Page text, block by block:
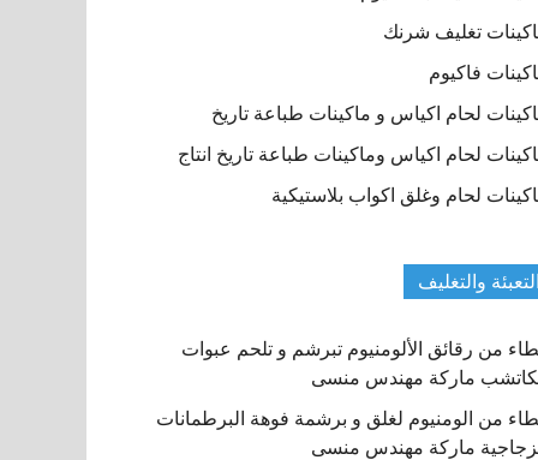
تغليف شرنك
فاكيوم
لحام اكياس و ماكينات طباعة تاريخ
لحام اكياس وماكينات طباعة تاريخ انتاج
لحام وغلق اكواب بلاستيكية
التعبئة والتغليف
من رقائق الألومنيوم تبرشم و تلحم عبوات
ماركة مهندس منسى
من الومنيوم لغلق و برشمة فوهة البرطمانات
ماركة مهندس منسى